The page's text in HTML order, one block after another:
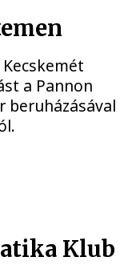
a Pannon
beruházásával
Klub